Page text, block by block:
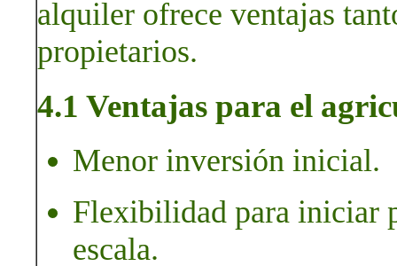
alquiler ofrece ventajas
propietarios.
4.1 Ventajas para el
Menor inversión inicial.
Flexibilidad para iniciar
escala.